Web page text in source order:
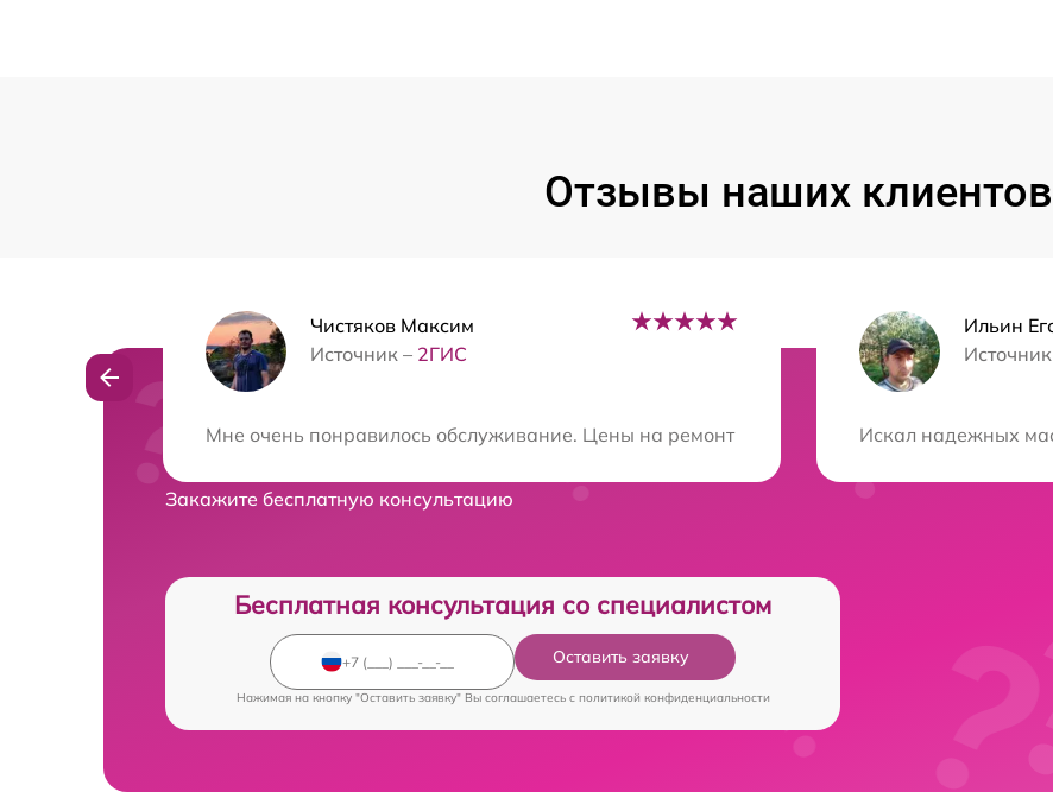
Отзывы наших клиентов
Чистяков Максим
Источник – 2ГИС
Мне очень понравилось обслуживание. Цены на ремонт приятно удивили, оказалось
Ильин
Искал надежных
Нужна консультация?
Закажите бесплатную консультацию
Бесплатная консультация со специалистом
Оставить заявку
Нажимая на кнопку "Оставить заявку" Вы соглашаетесь c политикой конфиденциальности